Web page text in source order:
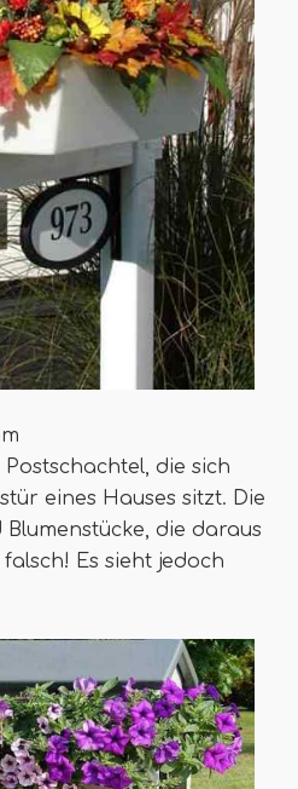
die sich
eines Hauses sitzt. Die
die daraus
Es sieht jedoch